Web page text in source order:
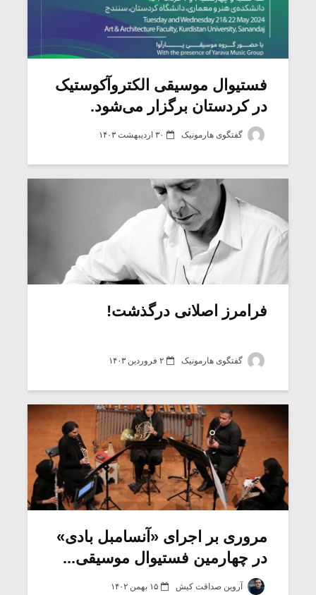
فستیوال موسیقی الکتروآکوستیک
در کردستان برگزار می‌شود.
گفتگوی هارمونیک ۳۰ اردیبهشت ۱۴۰۳
فرامرز اصلانی درگذشت!
گفتگوی هارمونیک ۲ فروردین ۱۴۰۳
مروری بر اجرای «آنسامبل بادی»
در چهارمین فستیوال موسیقی...
آروین صداقت کیش ۱۵ بهمن ۱۴۰۲